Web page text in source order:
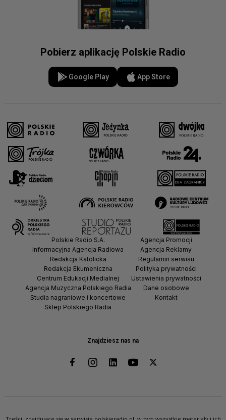
Pobierz aplikację Polskie Radio
Google Play App Store
Znajdziesz nas na
Polskie Radio S.A.
Informacyjna Agencja Radiowa
Redakcja Katolicka
Redakcja Ekumeniczna
Centrum Edukacji Medialnej
Agencja Muzyczna Polskiego Radia
Studia nagraniowe i koncertowe
Sklep Polskiego Radia
Agencja Promocji
Agencja Reklamy
Regulamin serwisu
Polityka prywatności
Ustawienia prywatności
Dane osobowe
Kontakt